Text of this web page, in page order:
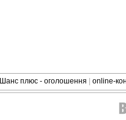
Шанс плюс - оголошення online-